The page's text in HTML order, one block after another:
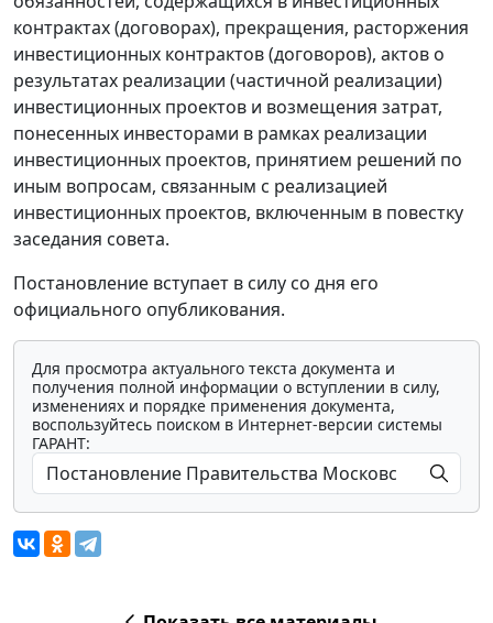
контрактах (договорах), прекращения, расторжения
инвестиционных контрактов (договоров), актов о
результатах реализации (частичной реализации)
инвестиционных проектов и возмещения затрат,
понесенных инвесторами в рамках реализации
инвестиционных проектов, принятием решений по
иным вопросам, связанным с реализацией
инвестиционных проектов, включенным в повестку
заседания совета.
Постановление вступает в силу со дня его
официального опубликования.
Для просмотра актуального текста документа и
получения полной информации о вступлении в силу,
изменениях и порядке применения документа,
воспользуйтесь поиском в Интернет-версии системы
ГАРАНТ: